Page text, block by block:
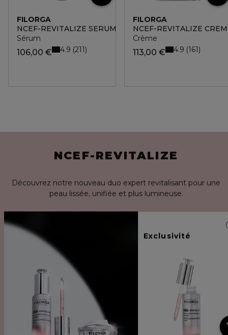
FILORGA
NCEF-REVITALIZE SERUM
Sérum
106,00 € 4.9 211
FILORGA
NCEF-REVITALIZE
Crème
113,00 € 4.9 161
NCEF-REVITALIZE
Découvrez notre nouveau duo expert revitalisant pour une
peau lissée, unifiée et plus lumineuse.
Exclusivité